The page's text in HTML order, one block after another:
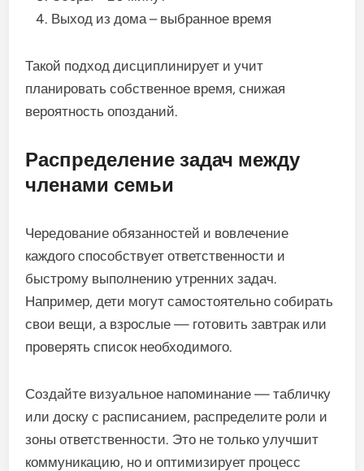
Выход из дома – выбранное время
Такой подход дисциплинирует и учит
планировать собственное время, снижая
вероятность опозданий.
Распределение задач между
членами семьи
Чередование обязанностей и вовлечение
каждого способствует ответственности и
быстрому выполнению утренних задач.
Например, дети могут самостоятельно собирать
свои вещи, а взрослые — готовить завтрак или
проверять список необходимого.
Создайте визуальное напоминание — табличку
или доску с расписанием, распределите роли и
зоны ответственности. Это не только улучшит
коммуникацию, но и оптимизирует процесс